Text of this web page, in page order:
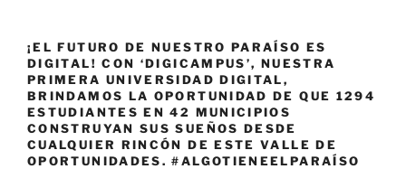
¡EL FUTURO DE NUESTRO PARAÍSO ES
DIGITAL! CON ‘DIGICAMPUS’, NUESTRA
PRIMERA UNIVERSIDAD DIGITAL,
BRINDAMOS LA OPORTUNIDAD DE QUE 1294
ESTUDIANTES EN 42 MUNICIPIOS
CONSTRUYAN SUS SUEÑOS DESDE
CUALQUIER RINCÓN DE ESTE VALLE DE
OPORTUNIDADES. #ALGOTIENEELPARAÍSO